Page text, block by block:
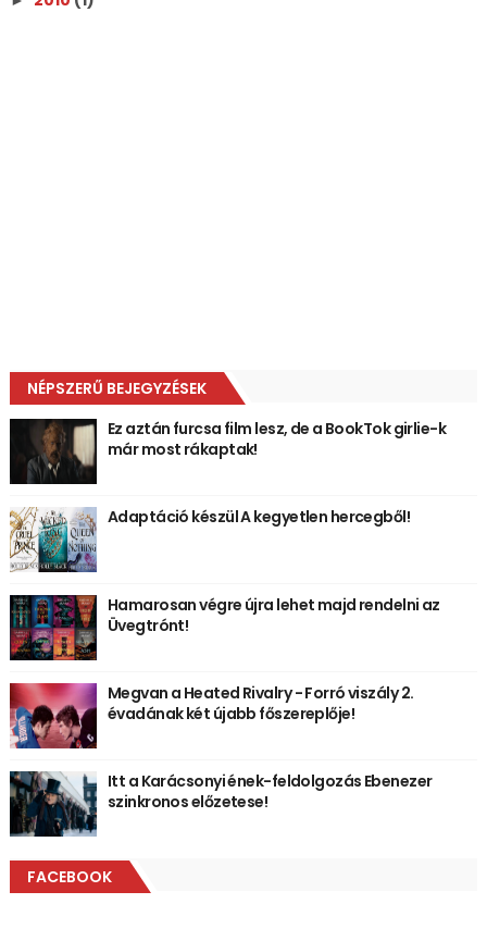
NÉPSZERŰ BEJEGYZÉSEK
Ez aztán furcsa film lesz, de a BookTok girlie-k
már most rákaptak!
Adaptáció készül A kegyetlen hercegből!
Hamarosan végre újra lehet majd rendelni az
Üvegtrónt!
Megvan a Heated Rivalry - Forró viszály 2.
évadának két újabb főszereplője!
Itt a Karácsonyi ének-feldolgozás Ebenezer
szinkronos előzetese!
FACEBOOK